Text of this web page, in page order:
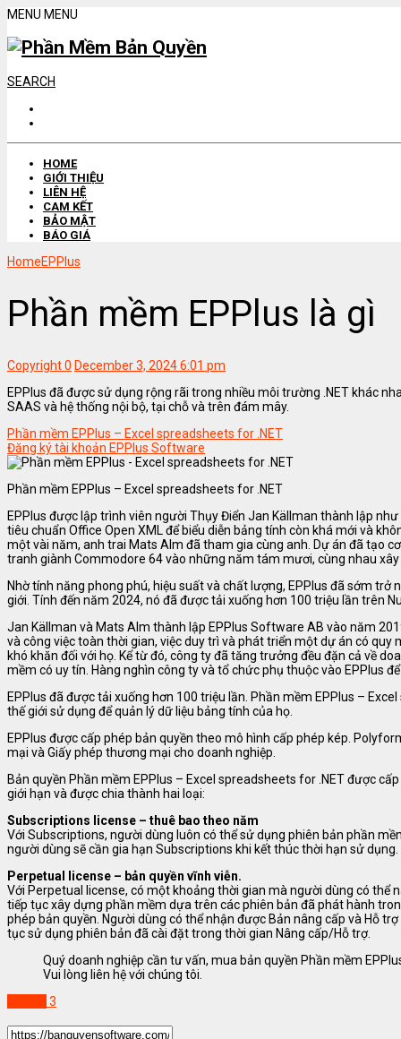
MENU MENU
SEARCH
HOME
GIỚI THIỆU
LIÊN HỆ
CAM KẾT
BẢO MẬT
BÁO GIÁ
HomeEPPlus
Phần mềm EPPlus là gì
Copyright0 December 3, 2024 6:01 pm
EPPlus đã được sử dụng rộng rãi trong nhiều môi trường .NET khác
SAAS và hệ thống nội bộ, tại chỗ và trên đám mây.
Phần mềm EPPlus – Excel spreadsheets for .NET
Đăng ký tài khoản EPPlus Software
Phần mềm EPPlus – Excel spreadsheets for .NET
EPPlus được lập trình viên người Thụy Điển Jan Källman thành lập
tiêu chuẩn Office Open XML để biểu diễn bảng tính còn khá mới và
một vài năm, anh trai Mats Alm đã tham gia cùng anh. Dự án đã tạo
tranh giành Commodore 64 vào những năm tám mươi, cùng nhau
Nhờ tính năng phong phú, hiệu suất và chất lượng, EPPlus đã sớm
giới. Tính đến năm 2024, nó đã được tải xuống hơn 100 triệu lần trên
Jan Källman và Mats Alm thành lập EPPlus Software AB vào năm
và công việc toàn thời gian, việc duy trì và phát triển một dự án có
khó khăn đối với họ. Kể từ đó, công ty đã tăng trưởng đều đặn cả về
mềm có uy tín. Hàng nghìn công ty và tổ chức phụ thuộc vào EPPlus
EPPlus đã được tải xuống hơn 100 triệu lần. Phần mềm EPPlus –
thế giới sử dụng để quản lý dữ liệu bảng tính của họ.
EPPlus được cấp phép bản quyền theo mô hình cấp phép kép.
mại và Giấy phép thương mại cho doanh nghiệp.
Bản quyền Phần mềm EPPlus – Excel spreadsheets for .NET được
giới hạn và được chia thành hai loại:
Subscriptions license – thuê bao theo năm
Với Subscriptions, người dùng luôn có thể sử dụng phiên bản phần
người dùng sẽ cần gia hạn Subscriptions khi kết thúc thời hạn sử dụng.
Perpetual license – bản quyền vĩnh viễn.
Với Perpetual license, có một khoảng thời gian mà người dùng có thể
tiếp tục xây dựng phần mềm dựa trên các phiên bản đã phát hành
phép bản quyền. Người dùng có thể nhận được Bản nâng cấp và Hỗ
tục sử dụng phiên bản đã cài đặt trong thời gian Nâng cấp/Hỗ trợ.
Quý doanh nghiệp cần tư vấn, mua bản quyền Phần mềm
Vui lòng liên hệ với chúng tôi.
3